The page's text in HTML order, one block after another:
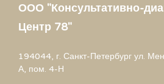
ООО "Консультативно-
Центр 78"
194044, г. Санкт-Петербург ул.
А, пом. 4-Н